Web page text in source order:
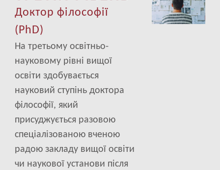
Доктор філософії
(PhD)
На третьому освітньо-
науковому рівні вищої
освіти здобувається
науковий ступінь доктора
філософії, який
присуджується разовою
спеціалізованою вченою
радою закладу вищої освіти
чи наукової установи після